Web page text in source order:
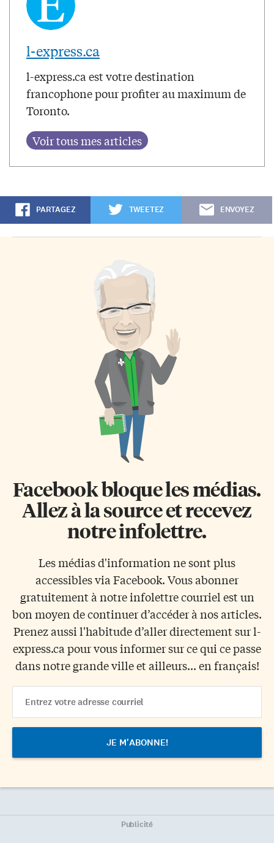
l-express.ca
l-express.ca est votre destination
francophone pour profiter au maximum de
Toronto.
PARTAGEZ TWEETEZ ENVOYEZ
Facebook bloque les médias.
Allez à la source et recevez
notre infolettre.
Les médias d'information ne sont plus
accessibles via Facebook. Vous abonner
gratuitement à notre infolettre courriel est un
bon moyen de continuer d’accéder à nos articles.
Prenez aussi l'habitude d’aller directement sur l-
express.ca pour vous informer sur ce qui ce passe
dans notre grande ville et ailleurs... en français!
Address
Publicité